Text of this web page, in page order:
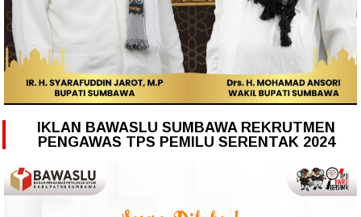
IKLAN BAWASLU SUMBAWA REKRUTMEN
PENGAWAS TPS PEMILU SERENTAK 2024